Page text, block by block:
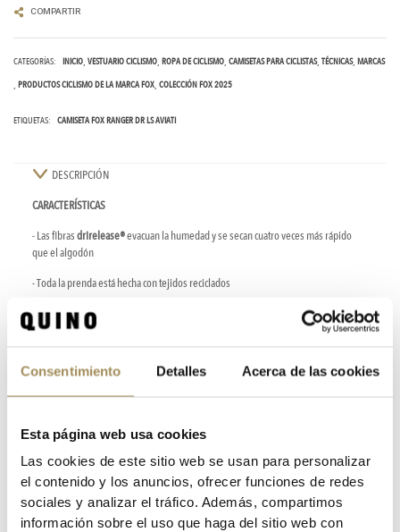
Consentimiento Detalles Acerca de las cookies
Esta página web usa cookies
Las cookies de este sitio web se usan para personalizar
el contenido y los anuncios, ofrecer funciones de redes
sociales y analizar el tráfico. Además, compartimos
información sobre el uso que haga del sitio web con
COMPARTIR
CATEGORÍAS: INICIO VESTUARIO CICLISMO ROPA DE CICLISMO CAMISETAS PARA CICLISTAS TÉCNICAS MARCAS
PRODUCTOS CICLISMO DE LA MARCA FOX COLECCIÓN FOX 2025
ETIQUETAS: CAMISETA FOX RANGER DR LS AVIATI
DESCRIPCIÓN
CARACTERÍSTICAS
- Las fibrasdrirelease®evacuan la humedad y se secan cuatro veces más rápido
que el algodón
- Toda la prenda está hecha con tejidos reciclados
- Largo (desde el punto más alto del hombro); 76,2 cm en la parte posterior, talla
mediana
- Cuidados:lavar a máquina en frío en un programa para prendas delicadas, lavar
colgado, no utilizar lejía, no planchar, no limpiar en seco